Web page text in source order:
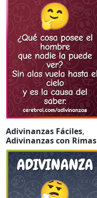
Adivinanzas Fáciles,
Adivinanzas con Rimas